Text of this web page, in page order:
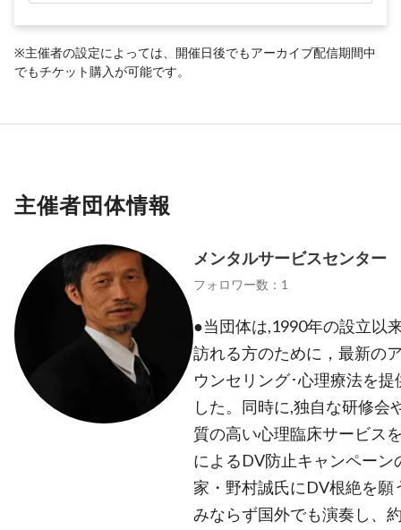
※主催者の設定によっては、開催日後でもアーカイブ配信期間中
でもチケット購入が可能です。
主催者団体情報
メンタルサービスセンター
フォロワー数：1
●当団体は,1990年の設立以
訪れる方のために，最新の
ウンセリング･心理療法を
した。同時に,独自な研修会
質の高い心理臨床サービス
によるDV防止キャンペー
家・野村誠氏にDV根絶を
みならず国外でも演奏し、